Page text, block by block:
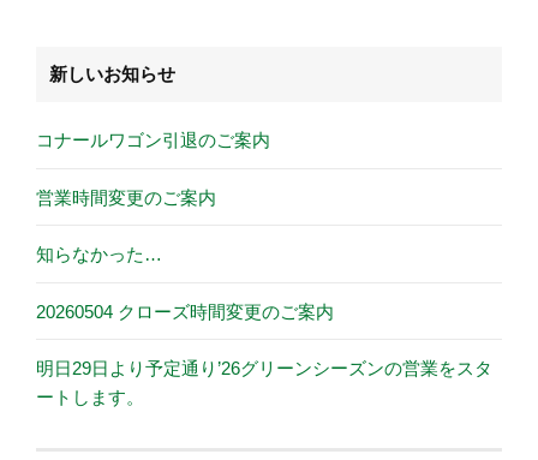
新しいお知らせ
コナールワゴン引退のご案内
営業時間変更のご案内
知らなかった…
20260504 クローズ時間変更のご案内
明日29日より予定通り’26グリーンシーズンの営業をスタ
ートします。